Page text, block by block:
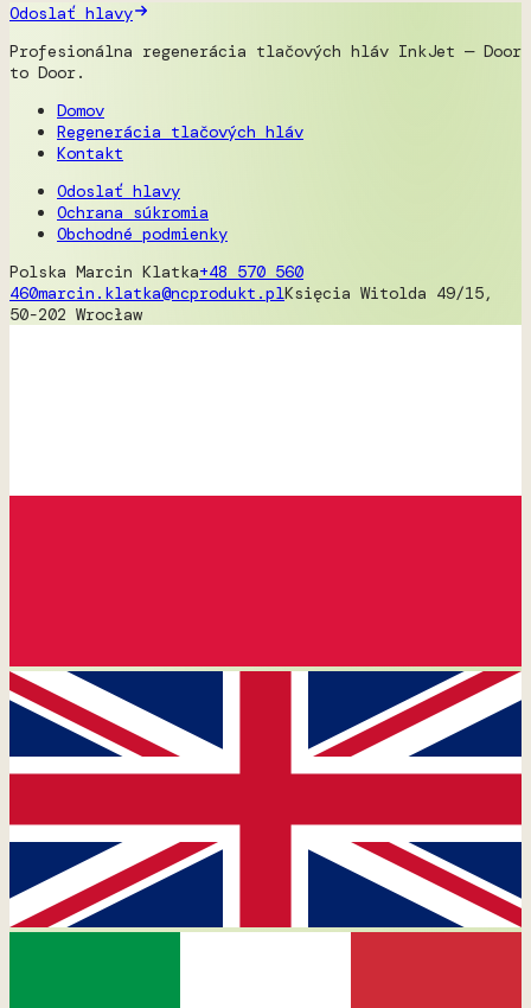
Odoslať hlavy
Profesionálna regenerácia tlačových hláv InkJet — Door
to Door.
Domov
Regenerácia tlačových hláv
Kontakt
Odoslať hlavy
Ochrana súkromia
Obchodné podmienky
Polska Marcin Klatka+48 570 560
460marcin.klatka@ncprodukt.plKsięcia Witolda 49/15,
50-202 Wrocław